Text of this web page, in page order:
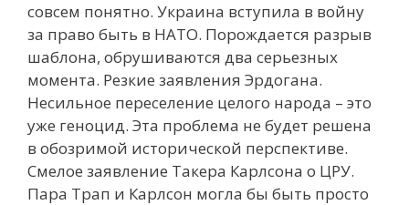
совсем понятно. Украина вступила в войну
за право быть в НАТО. Порождается разрыв
шаблона, обрушиваются два серьезных
момента. Резкие заявления Эрдогана.
Несильное переселение целого народа – это
уже геноцид. Эта проблема не будет решена
в обозримой исторической перспективе.
Смелое заявление Такера Карлсона о ЦРУ.
Пара Трап и Карлсон могла бы быть просто